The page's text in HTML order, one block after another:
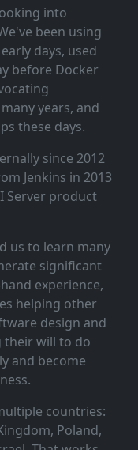
into
been using
days, used
before Docker
years, and
these days.
since 2012
Jenkins in 2013
Server product
us to learn many
significant
experience,
helping other
design and
their will to do
and become
countries:
Poland,